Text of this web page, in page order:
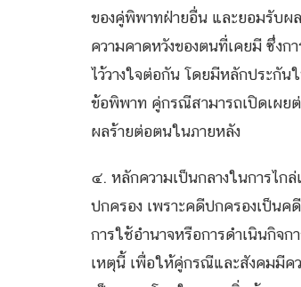
ของคู่พิพาทฝ่ายอื่น และยอมรับผ
ความคาดหวังของตนที่เคยมี ซึ่ง
ไว้วางใจต่อกัน โดยมีหลักประกัน
ข้อพิพาท คู่กรณีสามารถเปิดเผยต่
ผลร้ายต่อตนในภายหลัง
๔. หลักความเป็นกลางในการไก
ปกครอง เพราะคดีปกครองเป็น
การใช้อำนาจหรือการดำเนินกิจ
เหตุนี้ เพื่อให้คู่กรณีและสังคมมีค